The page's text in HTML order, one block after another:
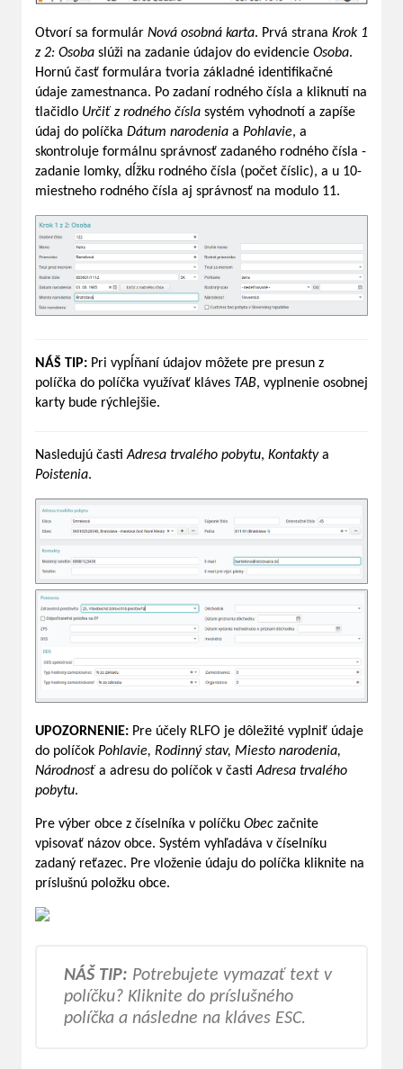
Otvorí sa formulár Nová osobná karta. Prvá strana Krok 1
z 2: Osoba slúži na zadanie údajov do evidencie Osoba.
Hornú časť formulára tvoria základné identifikačné
údaje zamestnanca. Po zadaní rodného čísla a kliknutí na
tlačidlo Určiť z rodného čísla systém vyhodnotí a zapíše
údaj do políčka Dátum narodenia a Pohlavie, a
skontroluje formálnu správnosť zadaného rodného čísla -
zadanie lomky, dĺžku rodného čísla (počet číslic), a u 10-
miestneho rodného čísla aj správnosť na modulo 11.
NÁŠ TIP: Pri vypĺňaní údajov môžete pre presun z
políčka do políčka využívať kláves TAB, vyplnenie osobnej
karty bude rýchlejšie.
Nasledujú častiAdresa trvalého pobytu, Kontaktya
Poistenia.
UPOZORNENIE: Pre účely RLFO je dôležité vyplniť údaje
do políčok Pohlavie, Rodinný stav, Miesto narodenia,
Národnosť a adresu do políčok v častiAdresa trvalého
pobytu.
Pre výber obce z číselníka v políčku Obec začnite
vpisovať názov obce. Systém vyhľadáva v číselníku
zadaný reťazec. Pre vloženie údaju do políčka kliknite na
príslušnú položku obce.
NÁŠ TIP: Potrebujete vymazať text v
políčku? Kliknite do príslušného
políčka a následne na kláves ESC.